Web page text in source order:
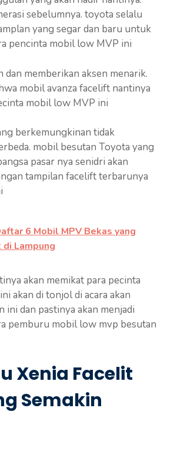
sebelumnya. toyota selalu
yang segar dan baru untuk
pencinta mobil low MVP ini
dan memberikan aksen menarik.
mobil avanza facelift nantinya
mobil low MVP ini
berkemungkinan tidak
mobil besutan Toyota yang
pasar nya senidri akan
tampilan facelift terbarunya
6 Mobil MPV Bekas yang
di Lampung
akan memikat para pecinta
akan di tonjol di acara akan
ini dan pastinya akan menjadi
pemburu mobil low mvp besutan
Xenia Facelit
Semakin